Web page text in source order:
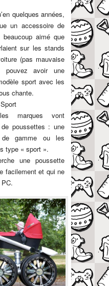
quelques années,
un accessoire de
beaucoup aimé que
sur les stands
(pas mauvaise
pouvez avoir une
sport avec les
chante.
marques vont
poussettes : une
gamme ou les
type « sport ».
une poussette
facilement et qui ne